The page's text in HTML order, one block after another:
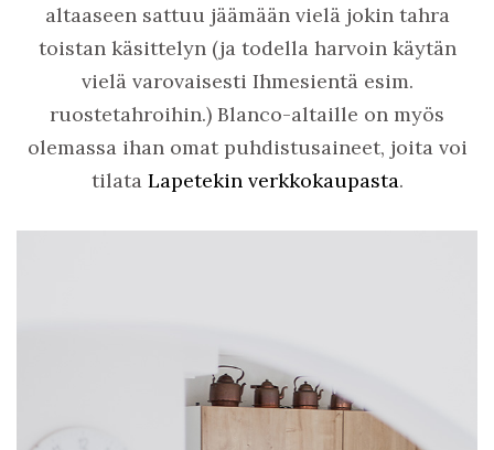
altaaseen sattuu jäämään vielä jokin tahra
toistan käsittelyn (ja todella harvoin käytän
vielä varovaisesti Ihmesientä esim.
ruostetahroihin.) Blanco-altaille on myös
olemassa ihan omat puhdistusaineet, joita voi
tilata Lapetekin verkkokaupasta.